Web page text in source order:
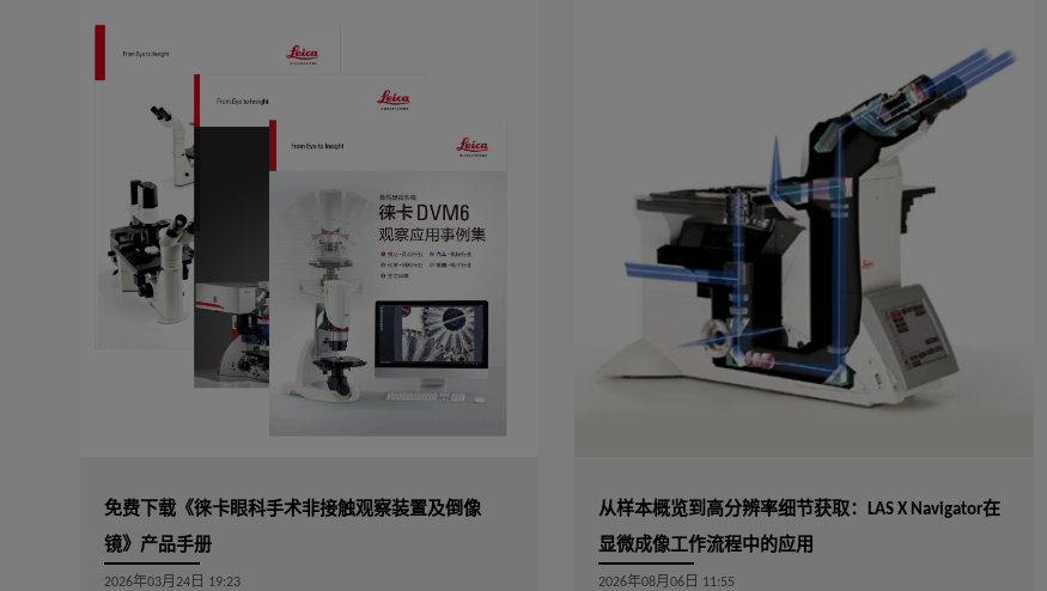
免费下载《徕卡眼科手术非接触观察装置及倒像
镜》产品手册
2026年03月24日 19:23
从样本概览到高分辨率细节获取：LAS X Navigator在
显微成像工作流程中的应用
2026年08月06日 11:55